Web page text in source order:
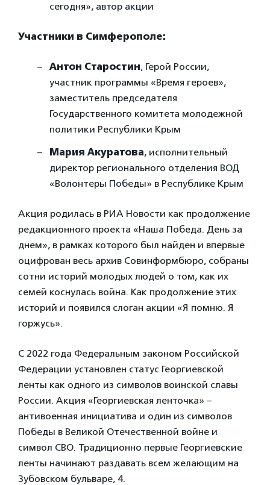
сегодня», автор акции
Участники в Симферополе:
Антон Старостин, Герой России,
участник программы «Время героев»,
заместитель председателя
Государственного комитета молодежной
политики Республики Крым
Мария Акуратова, исполнительный
директор регионального отделения ВОД
«Волонтеры Победы» в Республике Крым
Акция родилась в РИА Новости как продолжение
редакционного проекта «Наша Победа. День за
днем», в рамках которого был найден и впервые
оцифрован весь архив Совинформбюро, собраны
сотни историй молодых людей о том, как их
семей коснулась война. Как продолжение этих
историй и появился слоган акции «Я помню. Я
горжусь».
С 2022 года Федеральным законом Российской
Федерации установлен статус Георгиевской
ленты как одного из символов воинской славы
России. Акция «Георгиевская ленточка» –
антивоенная инициатива и один из символов
Победы в Великой Отечественной войне и
символ СВО. Традиционно первые Георгиевские
ленты начинают раздавать всем желающим на
Зубовском бульваре, 4.